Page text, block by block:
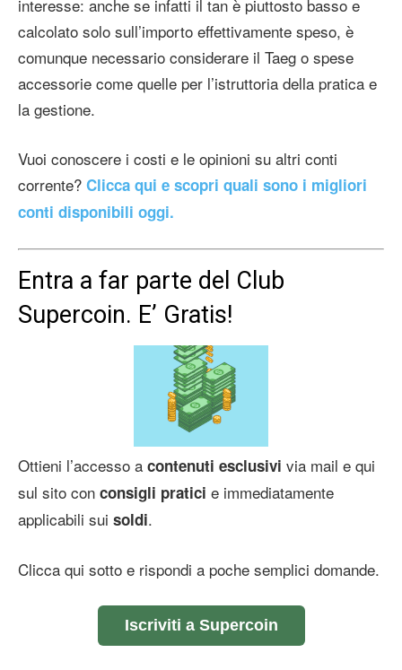
interesse: anche se infatti il tan è piuttosto basso e
calcolato solo sull’importo effettivamente speso, è
comunque necessario considerare il Taeg o spese
accessorie come quelle per l’istruttoria della pratica e
la gestione.
Vuoi conoscere i costi e le opinioni su altri conti
corrente? Clicca qui e scopri quali sono i migliori
conti disponibili oggi.
Entra a far parte del Club
Supercoin. E’ Gratis!
Ottieni l’accesso a contenuti esclusivi via mail e qui
sul sito con consigli pratici e immediatamente
applicabili sui soldi.
Clicca qui sotto e rispondi a poche semplici domande.
Iscriviti a Supercoin